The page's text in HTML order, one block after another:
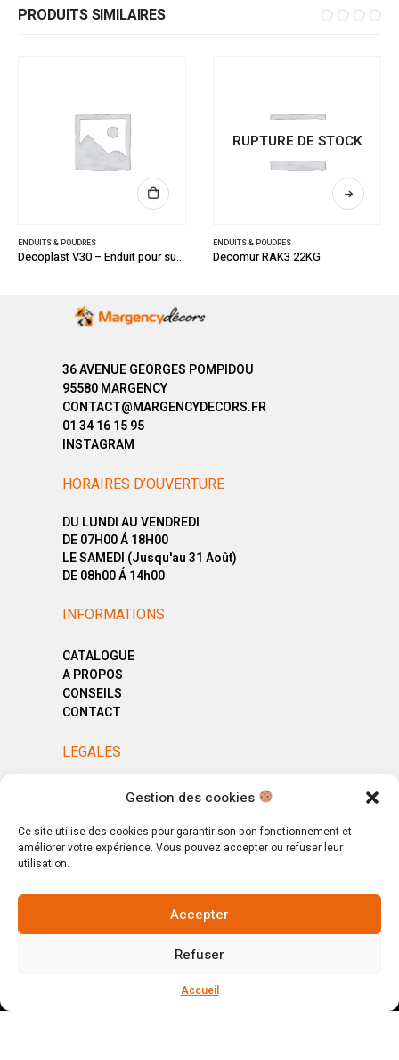
Gestion des cookies
Ce site utilise des cookies pour garantir son bon fonctionnement et
améliorer votre expérience. Vous pouvez accepter ou refuser leur
utilisation.
Accepter
Refuser
Accueil
PRODUITS SIMILAIRES
ENDUITS & POUDRES
Decoplast V30 – Enduit pour supports bloqués 5KG
RUPTURE DE STOCK
ENDUITS & POUDRES
Decomur RAK3 22KG
36 AVENUE GEORGES POMPIDOU
95580 MARGENCY
CONTACT@MARGENCYDECORS.FR
01 34 16 15 95
INSTAGRAM
HORAIRES D’OUVERTURE
DU LUNDI AU VENDREDI
DE 07H00 Á 18H00
LE SAMEDI (Jusqu'au 31 Août)
DE 08h00 Á 14h00
INFORMATIONS
CATALOGUE
A PROPOS
CONSEILS
CONTACT
LEGALES
MENTIONS LÉGALES
CGV
© Copyright 2025. All Rights Reserved.
Votre magasin, votre intérieur.